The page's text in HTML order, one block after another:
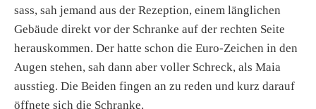
sass, sah jemand aus der Rezeption, einem länglichen
Gebäude direkt vor der Schranke auf der rechten Seite
herauskommen. Der hatte schon die Euro-Zeichen in den
Augen stehen, sah dann aber voller Schreck, als Maia
ausstieg. Die Beiden fingen an zu reden und kurz darauf
öffnete sich die Schranke.